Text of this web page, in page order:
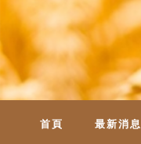
首頁 最新消息